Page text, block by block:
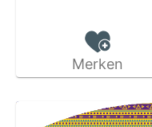
Merken